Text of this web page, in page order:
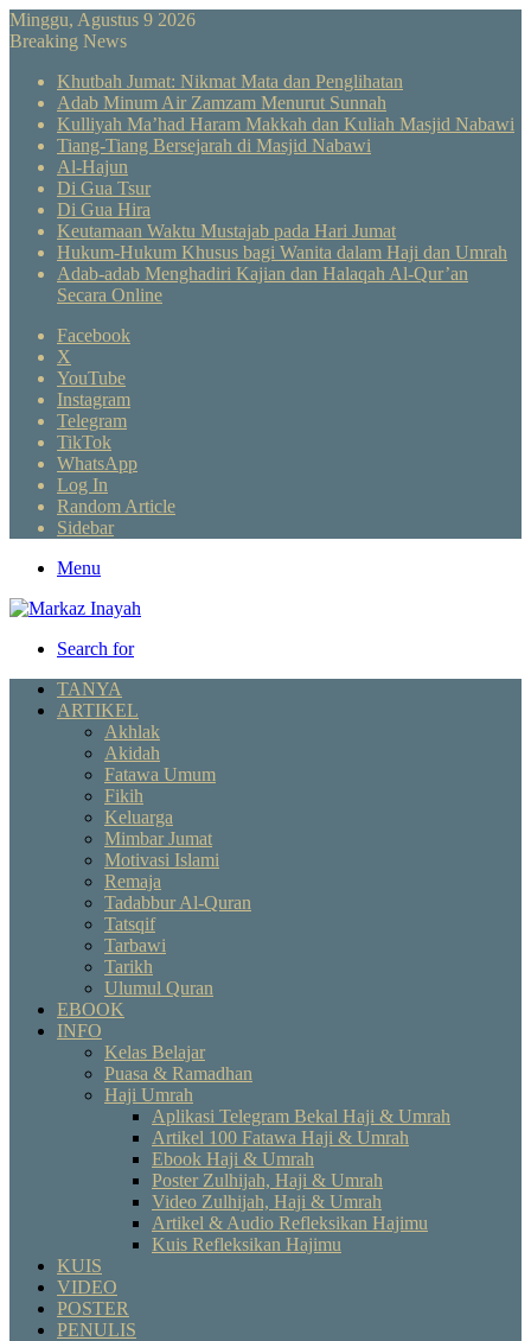
Minggu, Agustus 9 2026
Breaking News
Khutbah Jumat: Nikmat Mata dan Penglihatan
Adab Minum Air Zamzam Menurut Sunnah
Kulliyah Ma’had Haram Makkah dan Kuliah Masjid Nabawi
Tiang-Tiang Bersejarah di Masjid Nabawi
Al-Hajun
Di Gua Tsur
Di Gua Hira
Keutamaan Waktu Mustajab pada Hari Jumat
Hukum-Hukum Khusus bagi Wanita dalam Haji dan Umrah
Adab-adab Menghadiri Kajian dan Halaqah Al-Qur’an
Secara Online
Facebook
X
YouTube
Instagram
Telegram
TikTok
WhatsApp
Log In
Random Article
Sidebar
Menu
Search for
TANYA
ARTIKEL
Akhlak
Akidah
Fatawa Umum
Fikih
Keluarga
Mimbar Jumat
Motivasi Islami
Remaja
Tadabbur Al-Quran
Tatsqif
Tarbawi
Tarikh
Ulumul Quran
EBOOK
INFO
Kelas Belajar
Puasa & Ramadhan
Haji Umrah
Aplikasi Telegram Bekal Haji & Umrah
Artikel 100 Fatawa Haji & Umrah
Ebook Haji & Umrah
Poster Zulhijah, Haji & Umrah
Video Zulhijah, Haji & Umrah
Artikel & Audio Refleksikan Hajimu
Kuis Refleksikan Hajimu
KUIS
VIDEO
POSTER
PENULIS